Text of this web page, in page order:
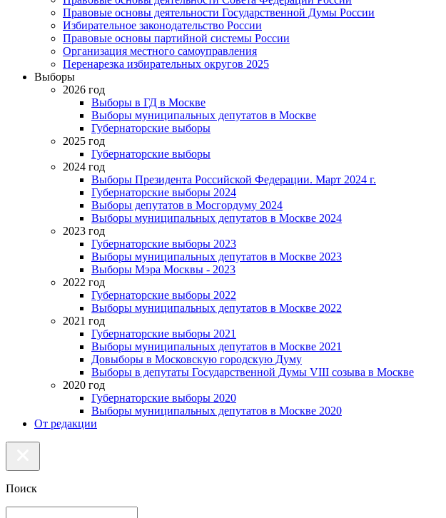
Правовые основы деятельности Государственной Думы России
Избирательное законодательство России
Правовые основы партийной системы России
Организация местного самоуправления
Перенарезка избирательных округов 2025
Выборы
2026 год
Выборы в ГД в Москве
Выборы муниципальных депутатов в Москве
Губернаторские выборы
2025 год
Губернаторские выборы
2024 год
Выборы Президента Российской Федерации. Март 2024 г.
Губернаторские выборы 2024
Выборы депутатов в Мосгордуму 2024
Выборы муниципальных депутатов в Москве 2024
2023 год
Губернаторские выборы 2023
Выборы муниципальных депутатов в Москве 2023
Выборы Мэра Москвы - 2023
2022 год
Губернаторские выборы 2022
Выборы муниципальных депутатов в Москве 2022
2021 год
Губернаторские выборы 2021
Выборы муниципальных депутатов в Москве 2021
Довыборы в Московскую городскую Думу
Выборы в депутаты Государственной Думы VIII созыва в Москве
2020 год
Губернаторские выборы 2020
Выборы муниципальных депутатов в Москве 2020
От редакции
Поиск